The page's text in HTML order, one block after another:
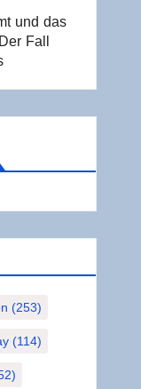
und das
Fall
(253)
(114)